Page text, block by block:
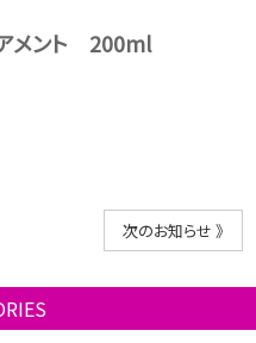
メント 200ml
次のお知らせ 》